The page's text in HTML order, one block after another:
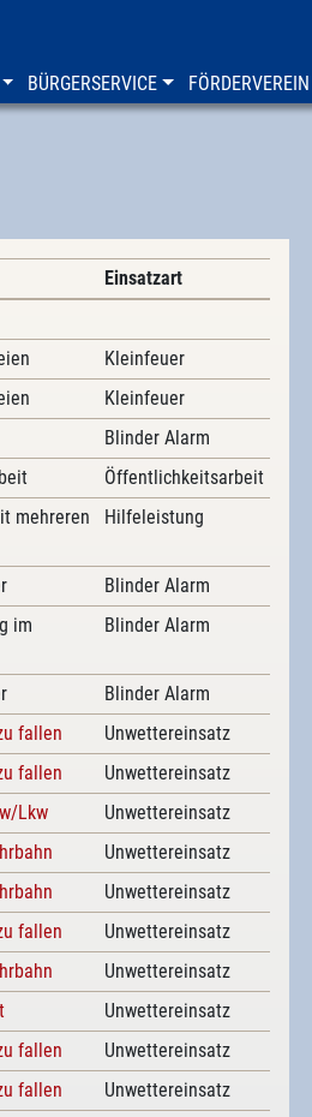
BÜRGERSERVICE FÖRDERVEREIN
Einsatzart
Kleinfeuer
Kleinfeuer
Blinder Alarm
Öffentlichkeitsarbeit
mehreren
Hilfeleistung
Blinder Alarm
im
Blinder Alarm
Blinder Alarm
fallen
Unwettereinsatz
fallen
Unwettereinsatz
Lkw
Unwettereinsatz
Unwettereinsatz
Unwettereinsatz
fallen
Unwettereinsatz
Unwettereinsatz
Unwettereinsatz
fallen
Unwettereinsatz
fallen
Unwettereinsatz